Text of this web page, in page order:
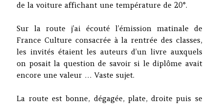
de la voiture affichant une température de 20°.
Sur la route j’ai écouté l’émission matinale de
France Culture consacrée à la rentrée des classes,
les invités étaient les auteurs d’un livre auxquels
on posait la question de savoir si le diplôme avait
encore une valeur … Vaste sujet.
La route est bonne, dégagée, plate, droite puis se